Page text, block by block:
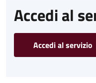
Accedi al
Accedi al servizio